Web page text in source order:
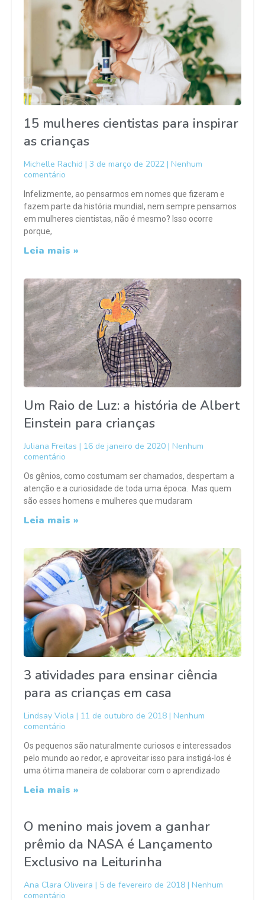
15 mulheres cientistas para inspirar
as crianças
Michelle Rachid 3 de março de 2022
Nenhum
comentário
Infelizmente, ao pensarmos em nomes que fizeram e
fazem parte da história mundial, nem sempre pensamos
em mulheres cientistas, não é mesmo? Isso ocorre
porque,
Leia mais »
Um Raio de Luz: a história de Albert
Einstein para crianças
Juliana Freitas 16 de janeiro de 2020
Nenhum
comentário
Os gênios, como costumam ser chamados, despertam a
atenção e a curiosidade de toda uma época. Mas quem
são esses homens e mulheres que mudaram
Leia mais »
3 atividades para ensinar ciência
para as crianças em casa
Lindsay Viola 11 de outubro de 2018
Nenhum
comentário
Os pequenos são naturalmente curiosos e interessados
pelo mundo ao redor, e aproveitar isso para instigá-los é
uma ótima maneira de colaborar com o aprendizado
Leia mais »
O menino mais jovem a ganhar
prêmio da NASA é Lançamento
Exclusivo na Leiturinha
Ana Clara Oliveira 5 de fevereiro de 2018
Nenhum
comentário